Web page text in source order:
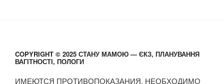
COPYRIGHT © 2025 СТАНУ МАМОЮ — ЄКЗ, ПЛАНУВАННЯ
ВАГІТНОСТІ, ПОЛОГИ
ИМЕЮТСЯ ПРОТИВОПОКАЗАНИЯ. НЕОБХОДИМО